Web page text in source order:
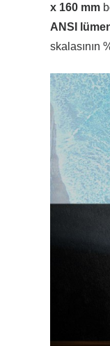
x 160 mm
ANSI
skalasının